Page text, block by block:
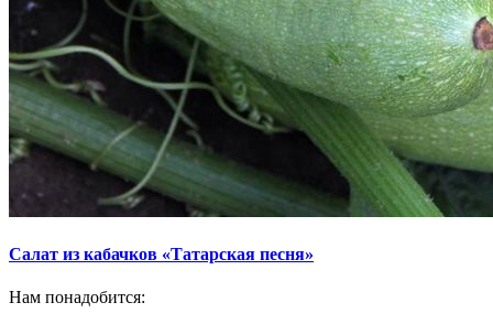
Салат из кабачков «Татарская песня»
Нам понадобится: